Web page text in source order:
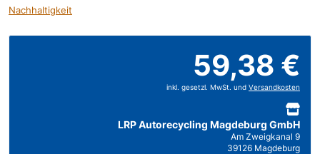
Nachhaltigkeit
59,38 €
inkl. gesetzl. MwSt. und Versandkosten
LRP Autorecycling Magdeburg GmbH
Am Zweigkanal 9
39126 Magdeburg